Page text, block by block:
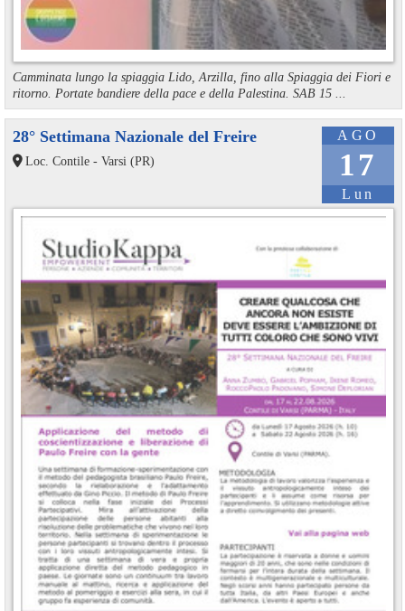
Camminata lungo la spiaggia Lido, Arzilla, fino alla Spiaggia dei Fiori e
ritorno. Portate bandiere della pace e della Palestina. SAB 15 ...
AGO
17
Lun
28° Settimana Nazionale del Freire
Loc. Contile - Varsi (PR)